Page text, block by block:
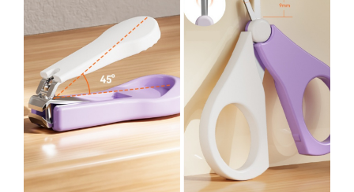
Corpuri de iluminat
Lampi solare
Lanterne
Lumina de crestere pentru plante
Proiectoare & lampi de lucru
Veioze si Lampi
Cantarire
Cantare comerciale
Cantare Corporale